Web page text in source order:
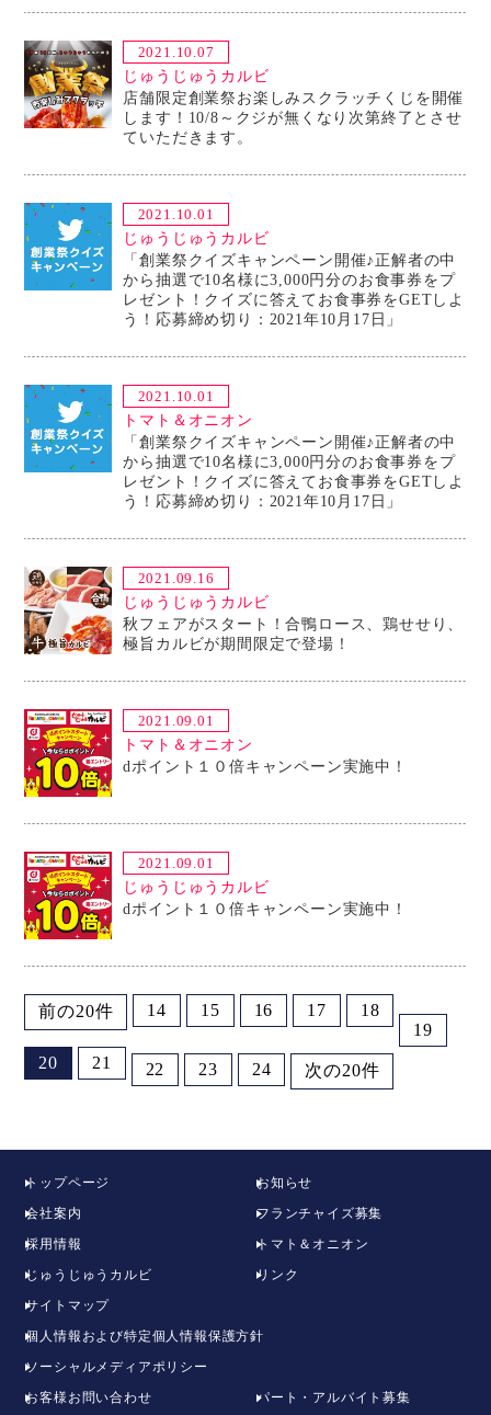
2021.10.07
じゅうじゅうカルビ
店舗限定創業祭お楽しみスクラッチくじを開催
します！10/8～クジが無くなり次第終了とさせ
ていただきます。
2021.10.01
じゅうじゅうカルビ
「創業祭クイズキャンペーン開催♪正解者の中
から抽選で10名様に3,000円分のお食事券をプ
レゼント！クイズに答えてお食事券をGETしよ
う！応募締め切り：2021年10月17日」
2021.10.01
トマト＆オニオン
「創業祭クイズキャンペーン開催♪正解者の中
から抽選で10名様に3,000円分のお食事券をプ
レゼント！クイズに答えてお食事券をGETしよ
う！応募締め切り：2021年10月17日」
2021.09.16
じゅうじゅうカルビ
秋フェアがスタート！合鴨ロース、鶏せせり、
極旨カルビが期間限定で登場！
2021.09.01
トマト＆オニオン
dポイント１０倍キャンペーン実施中！
2021.09.01
じゅうじゅうカルビ
dポイント１０倍キャンペーン実施中！
前の20件 14 15 16 17
18
19
20
21 22 23 24 次の20件
トップページ
お知らせ
会社案内
フランチャイズ募集
採用情報
トマト＆オニオン
じゅうじゅうカルビ
リンク
サイトマップ
個人情報および特定個人情報保護方針
ソーシャルメディアポリシー
お客様お問い合わせ
パート・アルバイト募集